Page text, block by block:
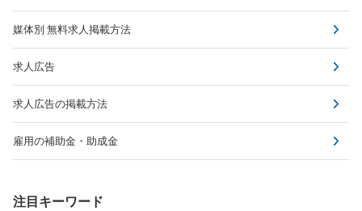
媒体別 無料求人掲載方法
求人広告
求人広告の掲載方法
雇用の補助金・助成金
注目キーワード